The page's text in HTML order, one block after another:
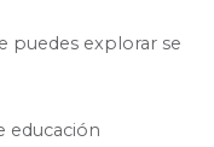
puedes explorar se
educación